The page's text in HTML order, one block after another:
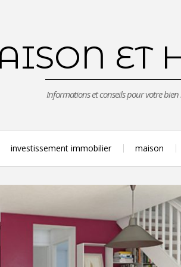
ET
Informations et conseils pour votre
investissement immobilier maison